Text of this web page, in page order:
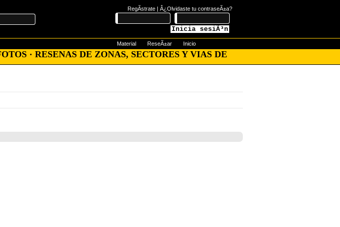
RegÃ­strate | Â¿Olvidaste tu contraseÃ±a?
Inicia sesiÃ³n
Material ReseÃ±ar Inicio
· RESENAS DE ZONAS, SECTORES Y VIAS DE